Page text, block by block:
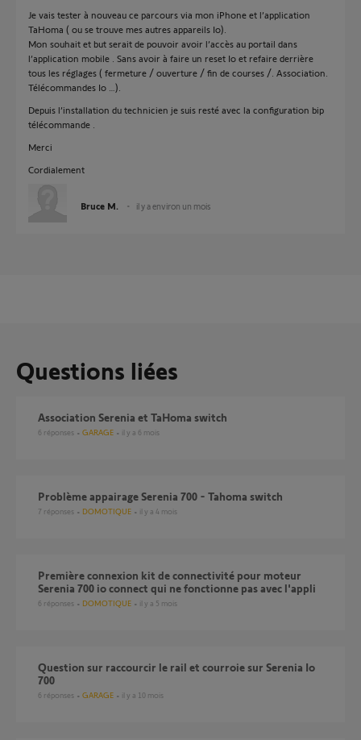
Je vais tester à nouveau ce parcours via mon iPhone et l’application
TaHoma ( ou se trouve mes autres appareils Io).
Mon souhait et but serait de pouvoir avoir l’accès au portail dans
l’application mobile . Sans avoir à faire un reset Io et refaire derrière
tous les réglages ( fermeture / ouverture / fin de courses /. Association.
Télécommandes Io …).
Depuis l’installation du technicien je suis resté avec la configuration bip
télécommande .
Merci
Cordialement
Bruce M. il y a environ un mois
Questions liées
Association Serenia et TaHoma switch
6 réponses GARAGE il y a 6 mois
Problème appairage Serenia 700 - Tahoma switch
7 réponses DOMOTIQUE il y a 4 mois
Première connexion kit de connectivité pour moteur
Serenia 700 io connect qui ne fonctionne pas avec l'appli
6 réponses DOMOTIQUE il y a 5 mois
Question sur raccourcir le rail et courroie sur Serenia Io
700
6 réponses GARAGE il y a 10 mois